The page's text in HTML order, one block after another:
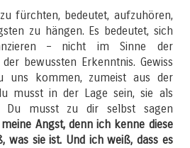
fürchten, bedeutet, aufzuhören,
zu hängen. Es bedeutet, sich
– nicht im Sinne der
bewussten Erkenntnis. Gewiss
uns kommen, zumeist aus der
musst in der Lage sein, sie als
Du musst zu dir selbst sagen
Angst, denn ich kenne diese
was sie ist. Und ich weiß, dass es